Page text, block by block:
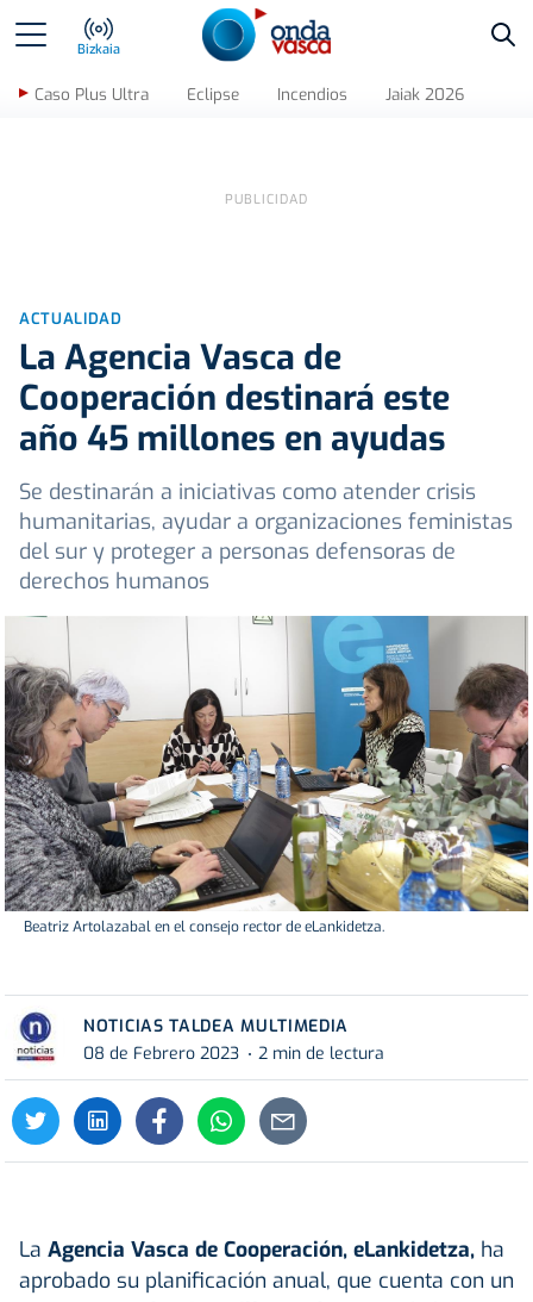
Bizkaia
Caso Plus Ultra Eclipse Incendios Jaiak 2026
ACTUALIDAD
La Agencia Vasca de
Cooperación destinará este
año 45 millones en ayudas
Se destinarán a iniciativas como atender crisis
humanitarias, ayudar a organizaciones feministas
del sur y proteger a personas defensoras de
derechos humanos
Beatriz Artolazabal en el consejo rector de eLankidetza.
NOTICIAS TALDEA MULTIMEDIA
08 de Febrero 2023
2 min de lectura
La Agencia Vasca de Cooperación, eLankidetza, ha
aprobado su planificación anual, que cuenta con un